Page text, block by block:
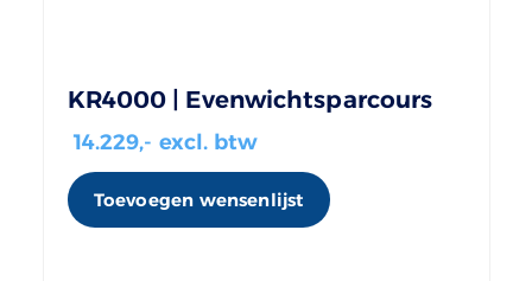
KR4000 | Evenwichtsparcours
14.229,- excl. btw
Toevoegen wensenlijst